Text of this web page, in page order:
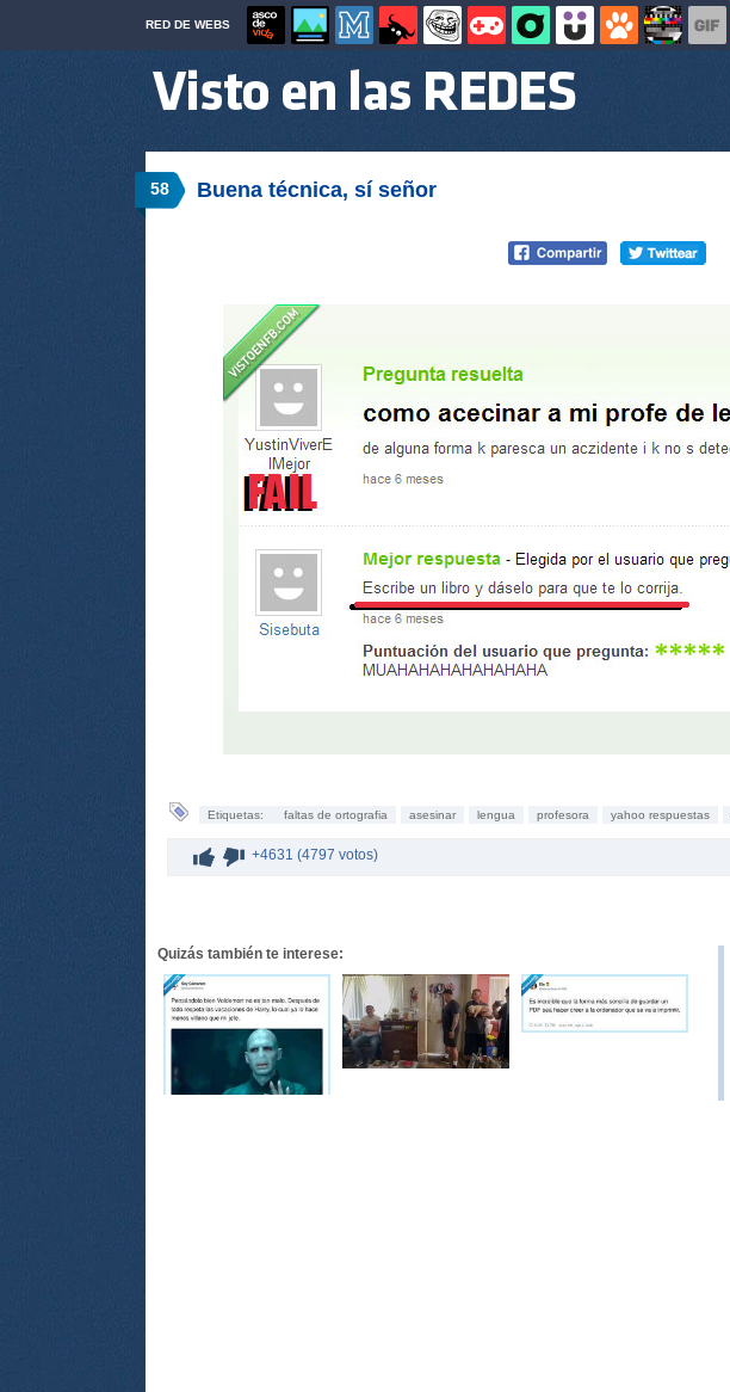
RED DE WEBS
58 Buena técnica, sí señor
Etiquetas: faltas de ortografia asesinar lengua profesora yahoo respuestas
+4631 (4797 votos)
Quizás también te interese: